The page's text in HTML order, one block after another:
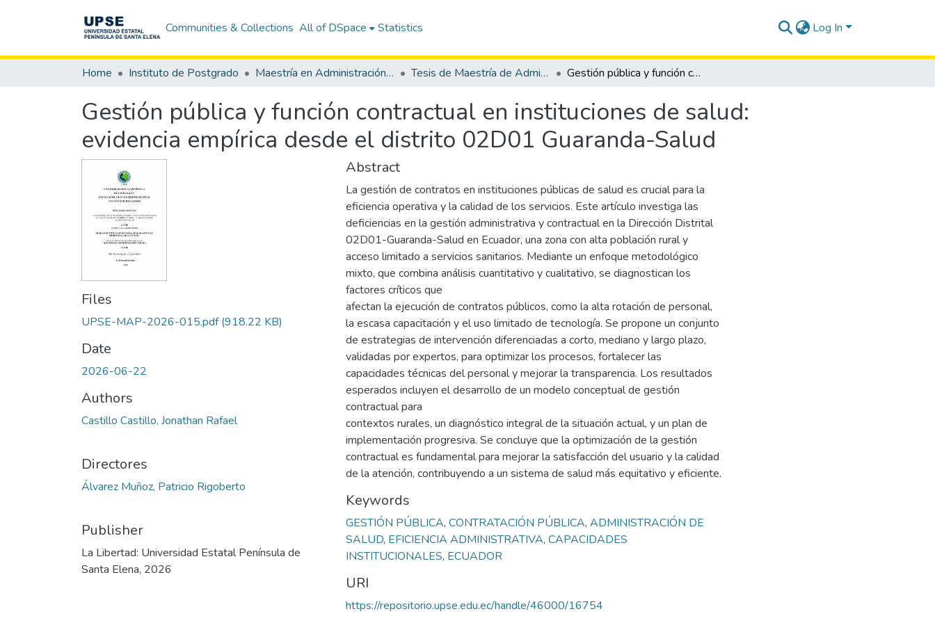
Communities & Collections All of DSpace Statistics Log In
Home Instituto de Postgrado Maestría en Administración Pública Tesis de Maestría de Administración Pública Gestión pública y función contractual en instituciones de salud: evidencia empírica desde el distrito 02D01 Guaranda-Salud
Gestión pública y función contractual en instituciones de salud:
evidencia empírica desde el distrito 02D01 Guaranda-Salud
Files
UPSE-MAP-2026-015.pdf(918.22 KB)
Date
2026-06-22
Authors
Castillo Castillo, Jonathan Rafael
Directores
Álvarez Muñoz, Patricio Rigoberto
Publisher
La Libertad: Universidad Estatal Península de
Santa Elena, 2026
Abstract
La gestión de contratos en instituciones públicas de salud es crucial para la
eficiencia operativa y la calidad de los servicios. Este artículo investiga las
deficiencias en la gestión administrativa y contractual en la Dirección Distrital
02D01-Guaranda-Salud en Ecuador, una zona con alta población rural y
acceso limitado a servicios sanitarios. Mediante un enfoque metodológico
mixto, que combina análisis cuantitativo y cualitativo, se diagnostican los
factores críticos que
afectan la ejecución de contratos públicos, como la alta rotación de personal,
la escasa capacitación y el uso limitado de tecnología. Se propone un conjunto
de estrategias de intervención diferenciadas a corto, mediano y largo plazo,
validadas por expertos, para optimizar los procesos, fortalecer las
capacidades técnicas del personal y mejorar la transparencia. Los resultados
esperados incluyen el desarrollo de un modelo conceptual de gestión
contractual para
contextos rurales, un diagnóstico integral de la situación actual, y un plan de
implementación progresiva. Se concluye que la optimización de la gestión
contractual es fundamental para mejorar la satisfacción del usuario y la calidad
de la atención, contribuyendo a un sistema de salud más equitativo y eficiente.
Keywords
GESTIÓN PÚBLICA, CONTRATACIÓN PÚBLICA, ADMINISTRACIÓN DE
SALUD, EFICIENCIA ADMINISTRATIVA, CAPACIDADES
INSTITUCIONALES, ECUADOR
URI
https://repositorio.upse.edu.ec/handle/46000/16754